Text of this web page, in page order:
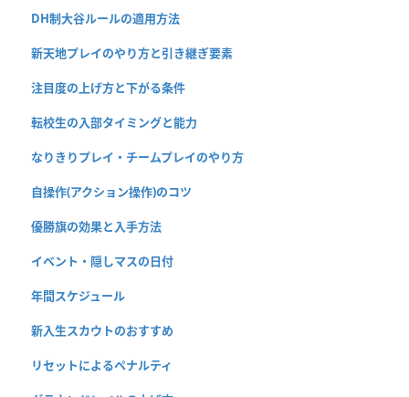
DH制大谷ルールの適用方法
新天地プレイのやり方と引き継ぎ要素
注目度の上げ方と下がる条件
転校生の入部タイミングと能力
なりきりプレイ・チームプレイのやり方
自操作(アクション操作)のコツ
優勝旗の効果と入手方法
イベント・隠しマスの日付
年間スケジュール
新入生スカウトのおすすめ
リセットによるペナルティ